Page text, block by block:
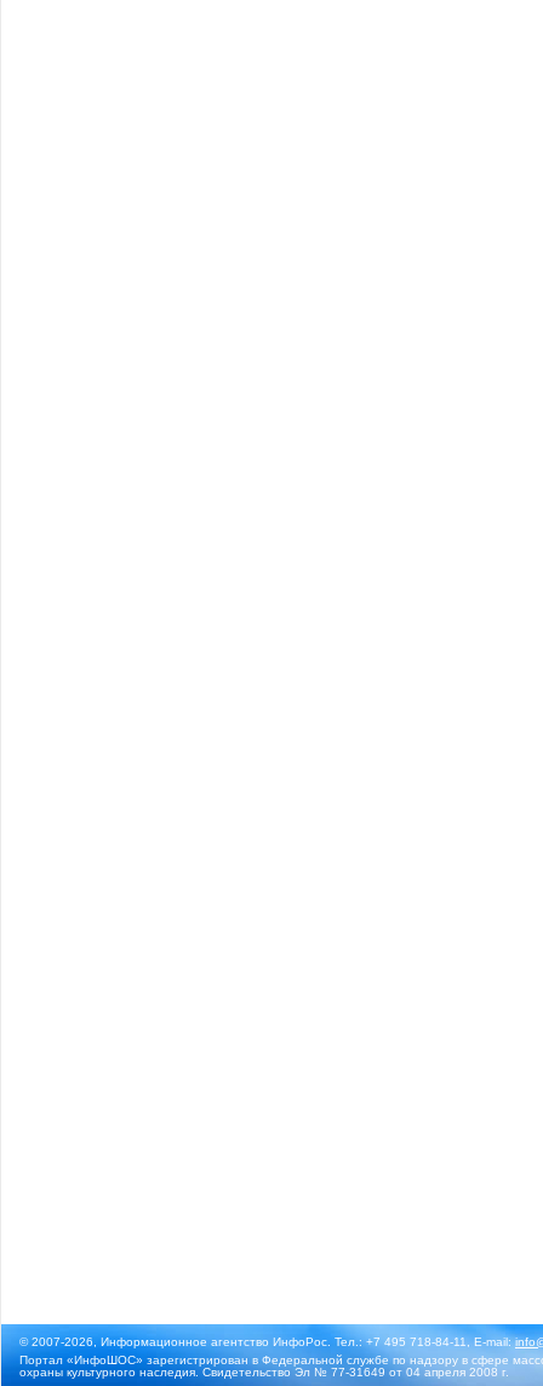
© 2007-2026, Информационное агентство ИнфоРос. Тел.: +7 495 718-84-11, E-mail:
Портал «ИнфоШОС» зарегистрирован в Федеральной службе по надзору в сфере
охраны культурного наследия. Свидетельство Эл № 77-31649 от 04 апреля 2008 г.